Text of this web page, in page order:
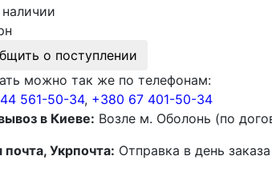
о поступлении
можно так же по телефонам:
561-50-34, +380 67 401-50-34
в Киеве: Возле м. Оболонь (по
почта, Укрпочта: Отправка в день